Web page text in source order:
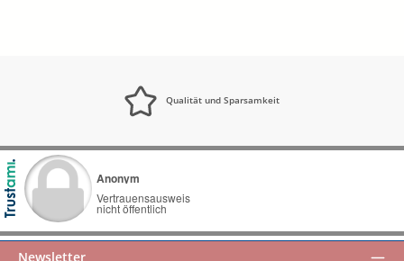
Qualität und Sparsamkeit
Newsletter